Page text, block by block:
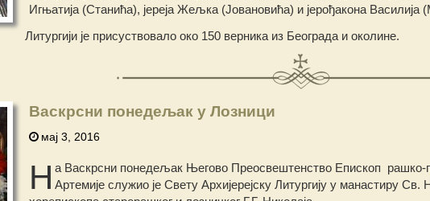
Игњатија (Станића), јереја Жељка (Јовановића) и јерођакона Василија
Литургији је присуствовало око 150 верника из Београда и околине.
Васкрсни понедељак у Лозници
мај 3, 2016
Н а Васкрсни понедељак Његово Преосвештенство Епископ рашко-
Артемије служио је Свету Архијерејску Литургију у манастиру